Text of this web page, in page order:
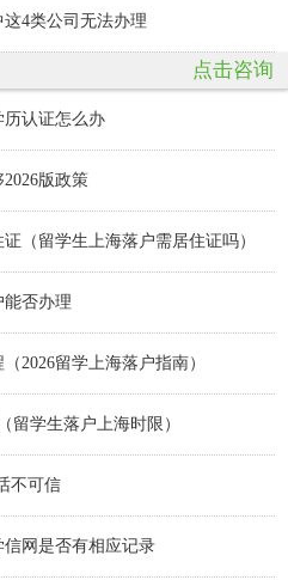
4类公司无法办理
点击咨询
认证怎么办
版政策
（留学生上海落户需居住证吗）
否办理
2026留学上海落户指南）
留学生落户上海时限）
不可信
网是否有相应记录